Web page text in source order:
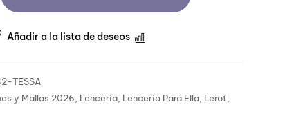
Añadir a la lista de deseos
TESSA
y Mallas 2026 Lencería Lencería Para Ella Lerot